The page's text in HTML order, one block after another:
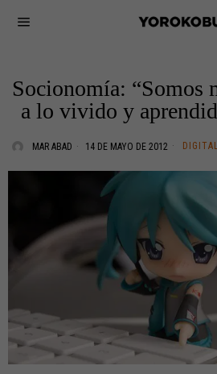
Socionomía: “Somos
a lo vivido y
MAR ABAD 14 DE MAYO DE 2012